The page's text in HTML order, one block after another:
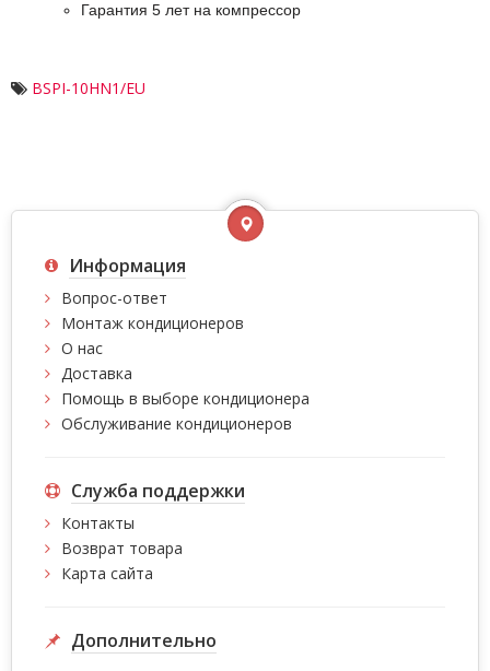
Гарантия 5 лет на компрессор
BSPI-10HN1/EU
Информация
Вопрос-ответ
Монтаж кондиционеров
О нас
Доставка
Помощь в выборе кондиционера
Обслуживание кондиционеров
Служба поддержки
Контакты
Возврат товара
Карта сайта
Дополнительно